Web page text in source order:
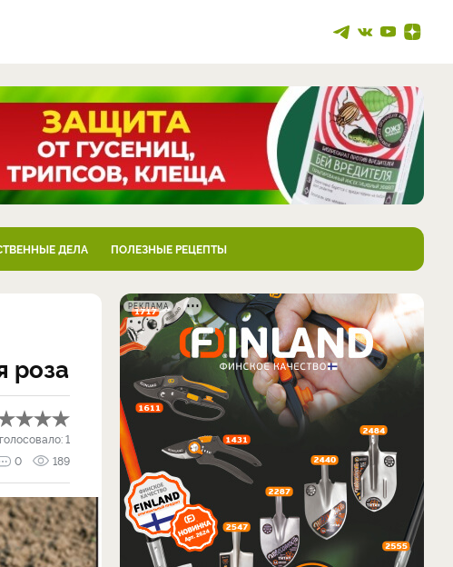
ДЕЛА ПОЛЕЗНЫЕ РЕЦЕПТЫ
роза
1
0 189
РЕКЛАМА